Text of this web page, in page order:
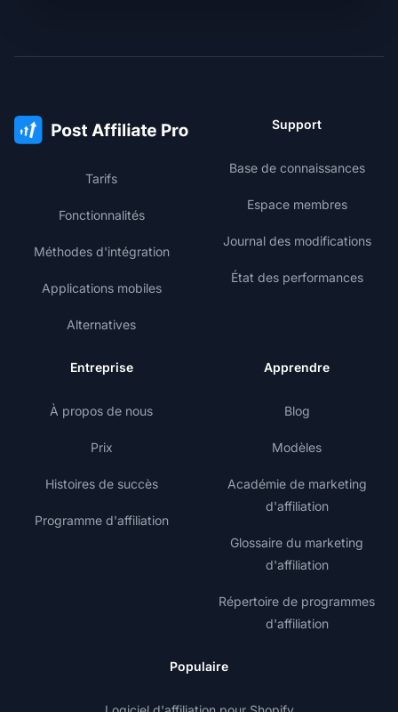
Tarifs
Fonctionnalités
Méthodes d'intégration
Applications mobiles
Alternatives
Support
Base de connaissances
Espace membres
Journal des modifications
État des performances
Entreprise
À propos de nous
Prix
Histoires de succès
Programme d'affiliation
Apprendre
Blog
Modèles
Académie de marketing
d'affiliation
Glossaire du marketing
d'affiliation
Répertoire de programmes
d'affiliation
Populaire